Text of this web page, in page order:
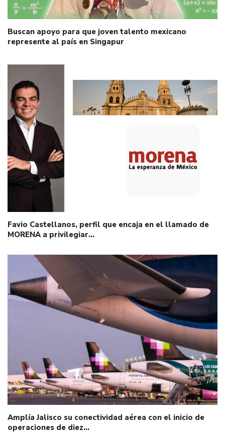
Buscan apoyo para que joven talento mexicano
represente al país en Singapur
Favio Castellanos, perfil que encaja en el llamado de
MORENA a privilegiar…
Amplía Jalisco su conectividad aérea con el inicio de
operaciones de diez…